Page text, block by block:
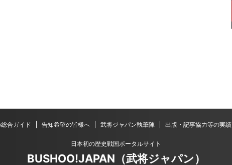
合ガイド 告知希望の皆様へ 武将ジャパン執筆陣 出版・記事協力等の実績
日本初の歴史戦国ポータルサイト
BUSHOO!JAPAN（武将ジャパン）